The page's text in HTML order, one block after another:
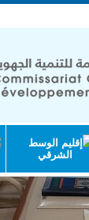
إقليم الوسط
الشرقي